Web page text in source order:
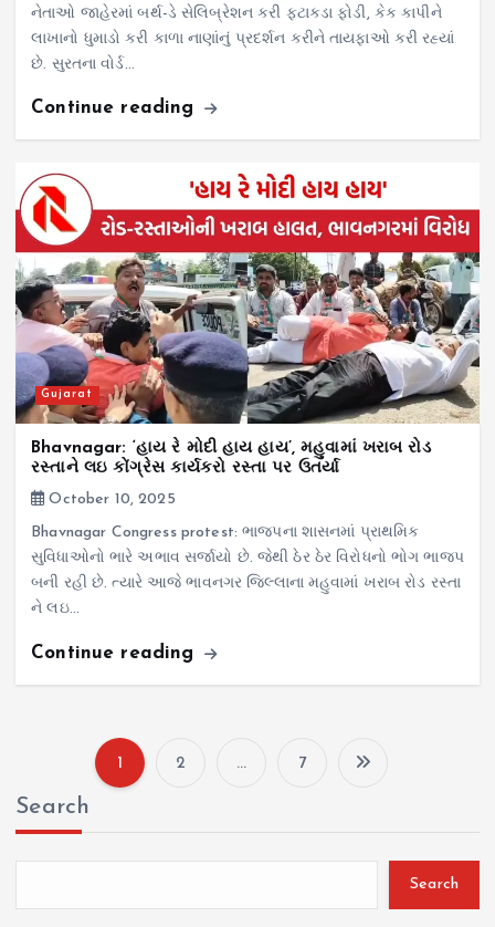
નેતાઓ જાહેરમાં બર્થ-ડે સેલિબ્રેશન કરી ફટાકડા ફોડી, કેક કાપીને
લાખાનો ધુમાડો કરી કાળા નાણાંનું પ્રદર્શન કરીને તાયફાઓ કરી રહ્યાં
છે. સુરતના વોર્ડ…
Continue reading
Gujarat
Bhavnagar: ‘હાય રે મોદી હાય હાય’, મહુવામાં ખરાબ રોડ
રસ્તાને લઇ કોંગ્રેસ કાર્યકરો રસ્તા પર ઉતર્યા
October 10, 2025
Bhavnagar Congress protest: ભાજપના શાસનમાં પ્રાથમિક
સુવિધાઓનો ભારે અભાવ સર્જાયો છે. જેથી ઠેર ઠેર વિરોધનો ભોગ ભાજપ
બની રહી છે. ત્યારે આજે ભાવનગર જિલ્લાના મહુવામાં ખરાબ રોડ રસ્તા
ને લઇ…
Continue reading
1 2 … 7
Search
Search